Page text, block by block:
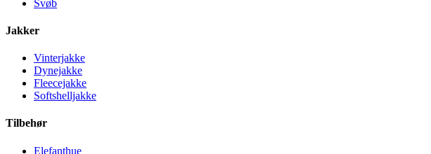
Svøb
Jakker
Vinterjakke
Dynejakke
Fleecejakke
Softshelljakke
Tilbehør
Elefanthue